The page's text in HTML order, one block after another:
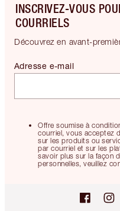
INSCRIVEZ-VOUS
COURRIELS
Découvrez en avant-
Offre soumise à
courriel, vous acceptez
sur les produits ou
par courriel et sur les
savoir plus sur la façon
personnelles, veuillez
Adresse e-mail